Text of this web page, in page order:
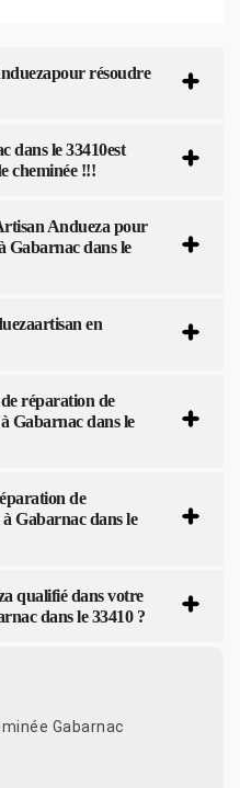
résoudre
dans le 33410est
cheminée !!!
Andueza pour
Gabarnac dans le
en
réparation de
Gabarnac dans le
de
Gabarnac dans le
qualifié dans votre
dans le 33410 ?
Gabarnac